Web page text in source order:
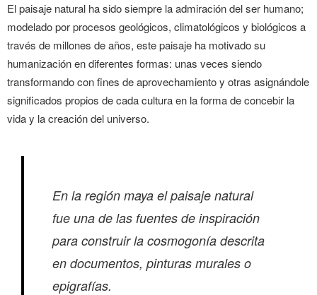
El paisaje natural ha sido siempre la admiración del ser humano;
modelado por procesos geológicos, climatológicos y biológicos a
través de millones de años, este paisaje ha motivado su
humanización en diferentes formas: unas veces siendo
transformando con fines de aprovechamiento y otras asignándole
significados propios de cada cultura en la forma de concebir la
vida y la creación del universo.
En la región maya el paisaje natural
fue una de las fuentes de inspiración
para construir la cosmogonía descrita
en documentos, pinturas murales o
epigrafías.